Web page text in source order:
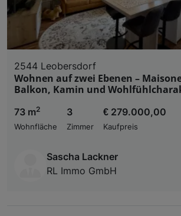
2544 Leobersdorf
Wohnen auf zwei Ebenen –
Balkon, Kamin und
73 m2
Wohnfläche
3
Zimmer
€ 279.000,00
Kaufpreis
Sascha Lackner
RL Immo GmbH